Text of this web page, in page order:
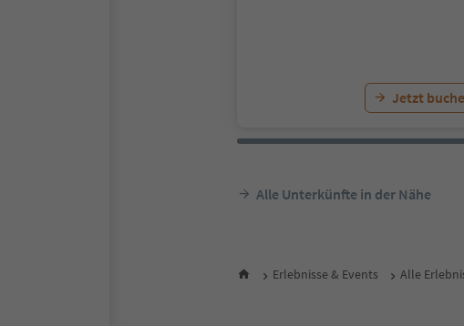
Jetzt
Alle Unterkünfte in der Nähe
Erlebnisse & Events Alle